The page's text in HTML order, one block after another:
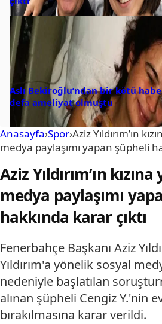
Aslı Bekiroğlu’ndan bir kötü
defa ameliyat olmuştu
Anasayfa›Spor›Aziz Yıldırım’ın
medya paylaşımı yapan şüpheli
Aziz Yıldırım’ın
medya paylaşımı
hakkında karar çıktı
Fenerbahçe Başkanı Aziz
Yıldırım'a yönelik sosyal
nedeniyle başlatılan
alınan şüpheli Cengiz Y.'nin
bırakılmasına karar verildi.